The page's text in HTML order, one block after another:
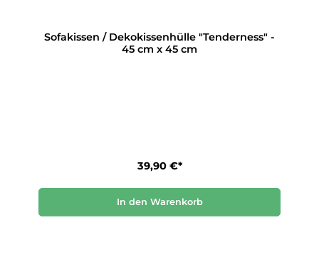
Sofakissen / Dekokissenhülle "Tenderness" -
45 cm x 45 cm
39,90 €*
In den Warenkorb